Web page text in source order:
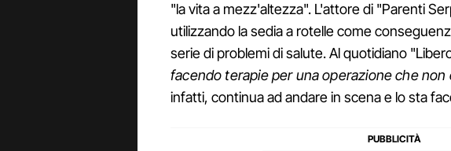
"la vita a mezz'altezza". L'attore di "Parenti
utilizzando la sedia a rotelle come
serie di problemi di salute. Al quotidiano
facendo terapie per una operazione che non
infatti, continua ad andare in scena e lo sta